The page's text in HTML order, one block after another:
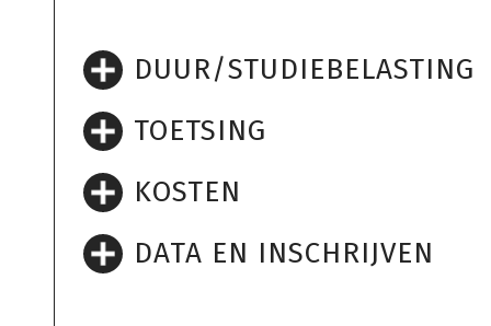
DUUR/STUDIEBELASTING
TOETSING
KOSTEN
DATA EN INSCHRIJVEN